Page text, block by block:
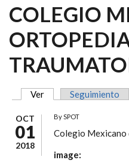
COLEGIO
SOLAPAS
Ver (solapa activa)
Seguimiento
OCT
01
2018
BySPOT
Colegio
image: